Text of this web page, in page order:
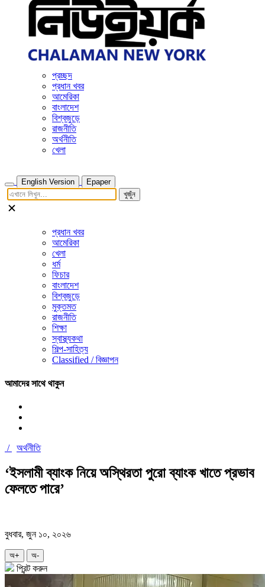
প্রচ্ছদ
প্রধান খবর
আমেরিকা
বাংলাদেশ
বিশ্বজুড়ে
রাজনীতি
অর্থনীতি
খেলা
English Version
Epaper
খুজুঁন
প্রধান খবর
আমেরিকা
খেলা
ধর্ম
ফিচার
বাংলাদেশ
বিশ্বজুড়ে
মুক্তমত
রাজনীতি
শিক্ষা
স্বাস্থ্যকথা
শিল্প-সাহিত্য
Classified / বিজ্ঞাপন
আমাদের সাথে থাকুন
/ অর্থনীতি
‘ইসলামী ব্যাংক নিয়ে অস্থিরতা পুরো ব্যাংক খাতে প্রভাব
ফেলতে পারে’
বুধবার, জুন ১০, ২০২৬
অ+ অ-
প্রিন্ট করুন